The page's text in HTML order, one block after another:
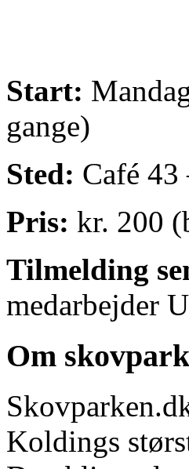
Start:
gange)
Sted: Café
Pris: kr. 200
Tilmelding
medarbejder
Om
Koldings